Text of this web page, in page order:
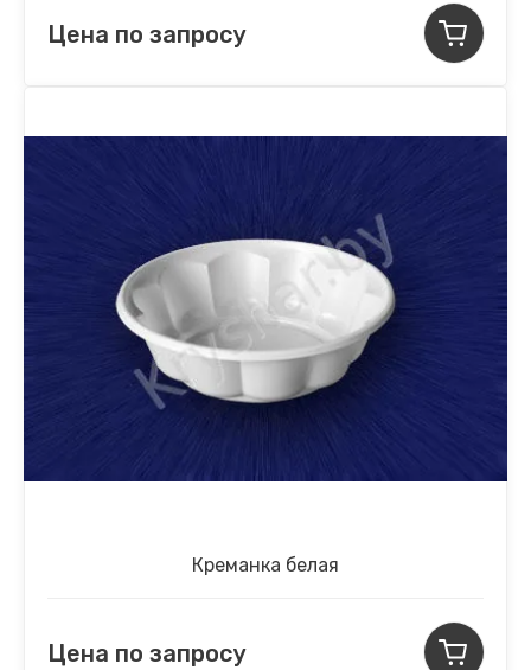
Цена по запросу
Креманка белая
Цена по запросу